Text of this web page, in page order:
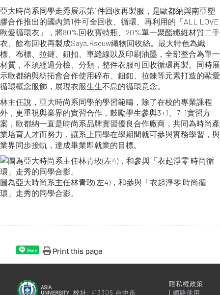
亞大時尚系同學走秀展示第1件回收再製服，是歐都納與南亞塑
膠合作推出的國內第1件可全回收、循環、再利用的「ALL LOVE
歐愛循環衣」，將80%回收寶特瓶、20%單一聚酯纖維材質二手
衣、餘布回收再製成Saya.Rscuw織物回收絲。最大特色為織
標、布標、拉鏈、鈕扣、車縫線以及印刷油墨，全部整合為單一
材質，不須經過分檢、分類，整件衣服可回收循環再製。同時展
示歐都納與紡拓會合作使用碎布、鈕釦、拉鍊等元素打造的歐愛
循環概念服飾，展現衣服生生不息的循環意念。
林主任說，亞大時尚系同學的學習範疇，除了在校的專業課程
外，更重視與業界的實習合作，鼓勵學生參與3+1、7+1實習方
案，歐都納一直是時尚系品牌實習優良合作廠商，共同為時尚產
業培育人才而努力，讓系上同學在學期間就可參與實務學習，與
業界同步接軌，達成畢業即就業的目標。
圖為亞大時尚系主任林青玫(左4)，和參與「衣起淨零 時尚循
環」走秀的同學合影。
Share Print this page
校址: 413305 台中市
隱私權政策
| 網路使用